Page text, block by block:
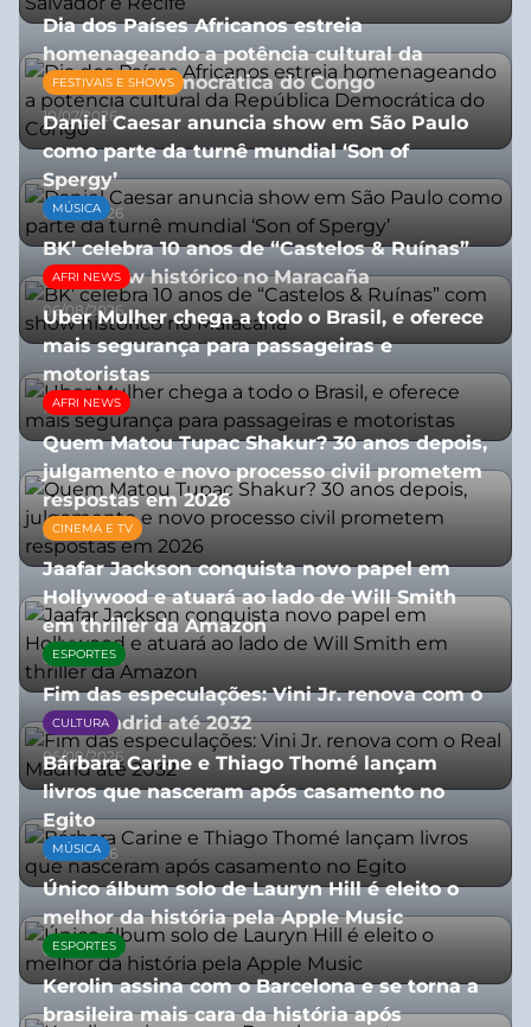
Dia dos Países Africanos estreia
homenageando a potência cultural da
República Democrática do Congo
10/07/2026
FESTIVAIS E SHOWS
Daniel Caesar anuncia show em São Paulo
como parte da turnê mundial ‘Son of
Spergy’
05/08/2026
MÚSICA
BK’ celebra 10 anos de “Castelos & Ruínas”
com show histórico no Maracaña
06/08/2026
AFRI NEWS
Uber Mulher chega a todo o Brasil, e oferece
mais segurança para passageiras e
motoristas
10/07/2026
AFRI NEWS
Quem Matou Tupac Shakur? 30 anos depois,
julgamento e novo processo civil prometem
respostas em 2026
05/08/2026
CINEMA E TV
Jaafar Jackson conquista novo papel em
Hollywood e atuará ao lado de Will Smith
em thriller da Amazon
06/08/2026
ESPORTES
Fim das especulações: Vini Jr. renova com o
Real Madrid até 2032
06/08/2026
CULTURA
Bárbara Carine e Thiago Thomé lançam
livros que nasceram após casamento no
Egito
10/07/2026
MÚSICA
Único álbum solo de Lauryn Hill é eleito o
melhor da história pela Apple Music
06/08/2026
ESPORTES
Kerolin assina com o Barcelona e se torna a
brasileira mais cara da história após